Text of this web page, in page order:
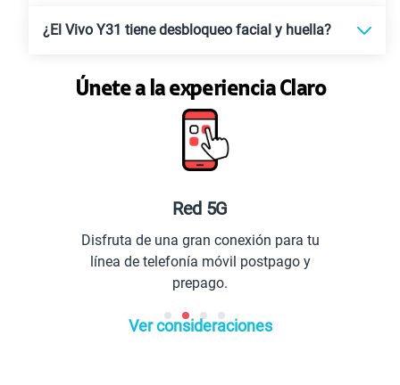
¿El Vivo Y31 tiene desbloqueo facial y huella?
Únete a la experiencia Claro
de una gran conexión para tu
de telefonía móvil postpago y
Ver consideraciones